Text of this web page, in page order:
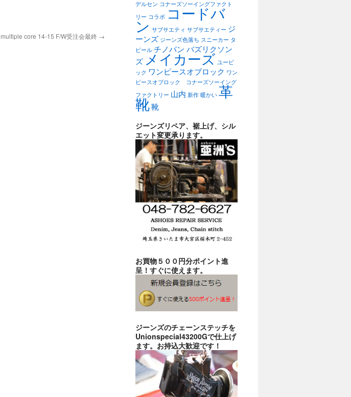
multiple core 14-15 F/W受注会最終 →
デルセン コナーズソーイングファクト
リー コラボ コードバ
ン サブサエティ サブサエティー ジ
ーンズ ジーンズ色落ち スニーカー タ
ピール チノパン バズリクソン
ズ メイカーズ ユービ
ック ワンピースオブロック ワン
ピースオブロック コナーズソーイング
ファクトリー 山内 新作 暖かい 革
靴靴
ジーンズリペア、裾上げ、シル
エット変更承ります。
お買物５００円分ポイント進
呈！すぐに使えます。
ジーンズのチェーンステッチを
Unionspecial43200Gで仕上げ
ます。お持込大歓迎です！